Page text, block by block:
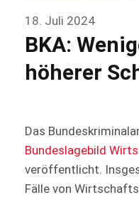
18. Juli 2024
BKA:
höherer
Das
Bundeslagebild
veröffentlicht.
Fälle von